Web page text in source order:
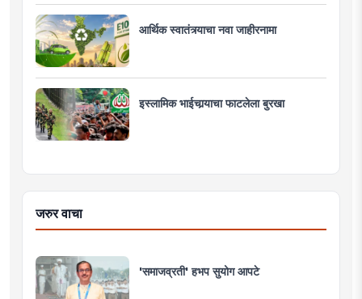
आर्थिक स्वातंत्र्याचा नवा जाहीरनामा
इस्लामिक भाईचार्‍याचा फाटलेला बुरखा
जरुर वाचा
'समाजव्रती' हभप सुयोग आपटे